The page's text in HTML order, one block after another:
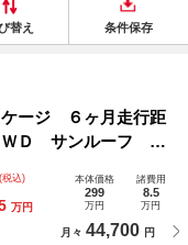
替え 条件保存
ージ ６ヶ月走行距
ＷＤ サンルーフ 純
メラ ３列 禁煙車
ター 本革 フルセグ
税込)
万円
本体価格
299
万円
諸費用
8.5
万円
月々 44,700 円